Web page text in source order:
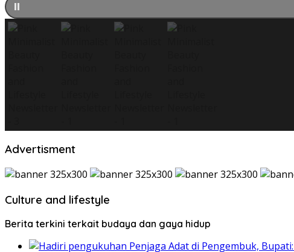
Advertisment
Culture and lifestyle
Berita terkini terkait budaya dan gaya hidup